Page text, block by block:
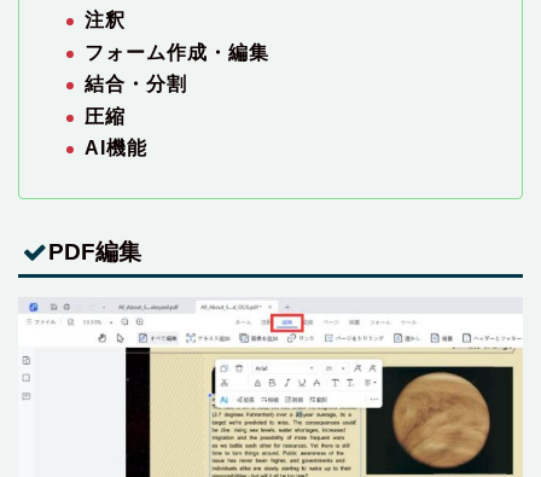
注釈
フォーム作成・編集
結合・分割
圧縮
AI機能
PDF編集